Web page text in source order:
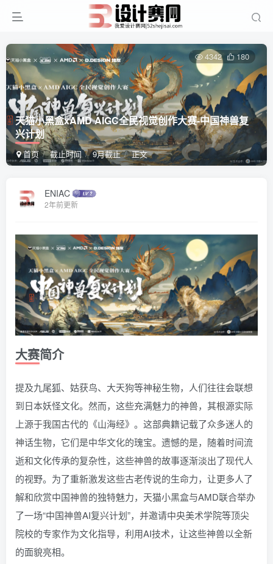
天猫小黑盒xAMD AIGC全民视觉创作大赛-中国神兽复
兴计划
首页 截止时间 9月截止 正文
4342 180
ENIAC
2年前更新
大赛简介
提及九尾狐、姑获鸟、大天狗等神秘生物，人们往往会联想
到日本妖怪文化。然而，这些充满魅力的神兽，其根源实际
上源于我国古代的《山海经》。这部典籍记载了众多迷人的
神话生物，它们是中华文化的瑰宝。遗憾的是，随着时间流
逝和文化传承的复杂性，这些神兽的故事逐渐淡出了现代人
的视野。为了重新激发这些古老传说的生命力，让更多人了
解和欣赏中国神兽的独特魅力，天猫小黑盒与AMD联合举办
了一场“中国神兽AI复兴计划”，并邀请中央美术学院等顶尖
院校的专家作为文化指导，利用AI技术，让这些神兽以全新
的面貌亮相。